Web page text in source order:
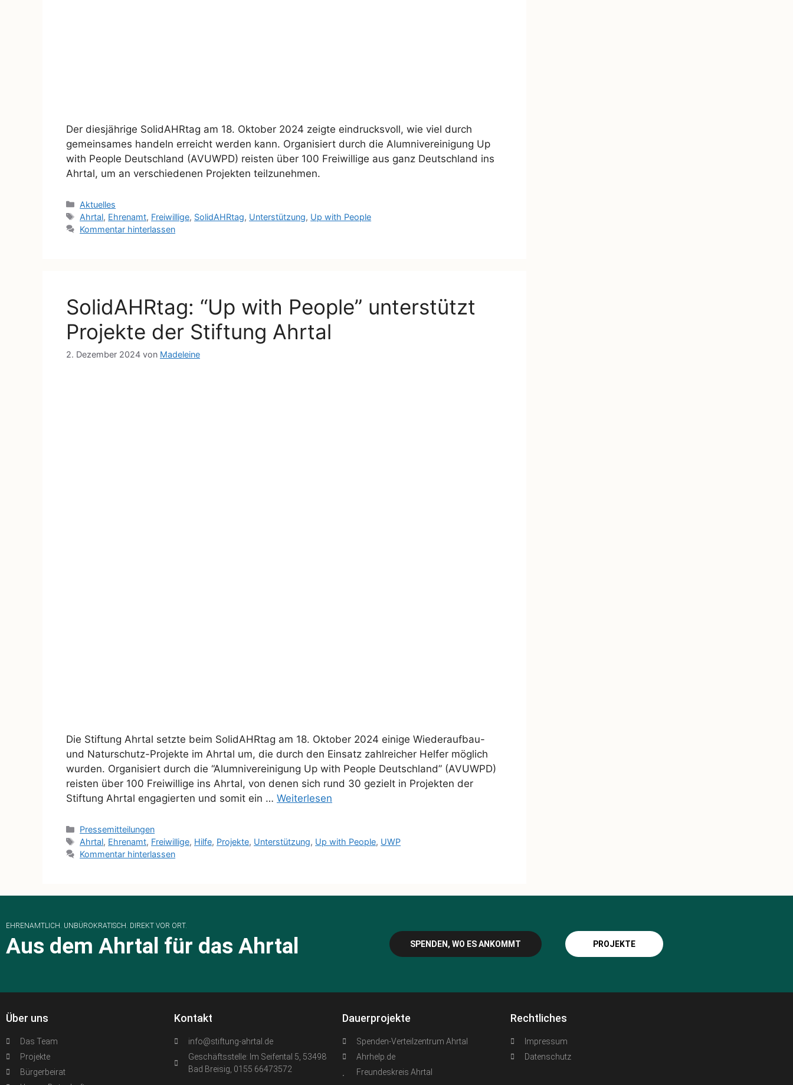
Der diesjährige SolidAHRtag am 18. Oktober 2024 zeigte eindrucksvoll, wie viel durch
gemeinsames handeln erreicht werden kann. Organisiert durch die Alumnivereinigung Up
with People Deutschland (AVUWPD) reisten über 100 Freiwillige aus ganz Deutschland ins
Ahrtal, um an verschiedenen Projekten teilzunehmen.
Aktuelles
Ahrtal, Ehrenamt, Freiwillige, SolidAHRtag, Unterstützung, Up with People
Kommentar hinterlassen
SolidAHRtag: “Up with People” unterstützt
Projekte der Stiftung Ahrtal
2. Dezember 2024 von Madeleine
Die Stiftung Ahrtal setzte beim SolidAHRtag am 18. Oktober 2024 einige Wiederaufbau-
und Naturschutz-Projekte im Ahrtal um, die durch den Einsatz zahlreicher Helfer möglich
wurden. Organisiert durch die “Alumnivereinigung Up with People Deutschland” (AVUWPD)
reisten über 100 Freiwillige ins Ahrtal, von denen sich rund 30 gezielt in Projekten der
Stiftung Ahrtal engagierten und somit ein … Weiterlesen
Pressemitteilungen
Ahrtal, Ehrenamt, Freiwillige, Hilfe, Projekte, Unterstützung, Up with People, UWP
Kommentar hinterlassen
EHRENAMTLICH. UNBÜROKRATISCH. DIREKT VOR ORT.
Aus dem Ahrtal für das Ahrtal SPENDEN, WO ES ANKOMMT PROJEKTE
Über uns
Das Team
Projekte
Bürgerbeirat
Kontakt
info@stiftung-ahrtal.de
Geschäftsstelle: Im Seifental 5, 53498
Bad Breisig, 0155 66473572
Dauerprojekte
Spenden-Verteilzentrum Ahrtal
Ahrhelp.de
Freundeskreis Ahrtal
Rechtliches
Impressum
Datenschutz